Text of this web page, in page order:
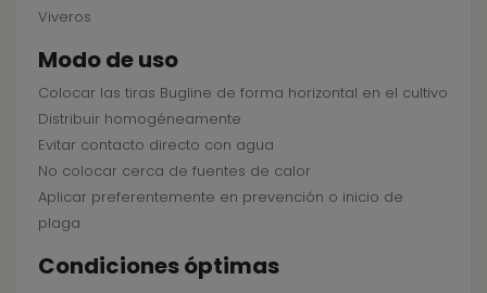
Viveros
Modo de uso
Colocar las tiras Bugline de forma horizontal en el cultivo
Distribuir homogéneamente
Evitar contacto directo con agua
No colocar cerca de fuentes de calor
Aplicar preferentemente en prevención o inicio de
plaga
Condiciones óptimas